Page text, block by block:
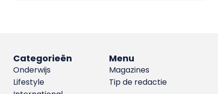
Menu
Magazines
Tip de redactie
Categorieën
Onderwijs
Lifestyle